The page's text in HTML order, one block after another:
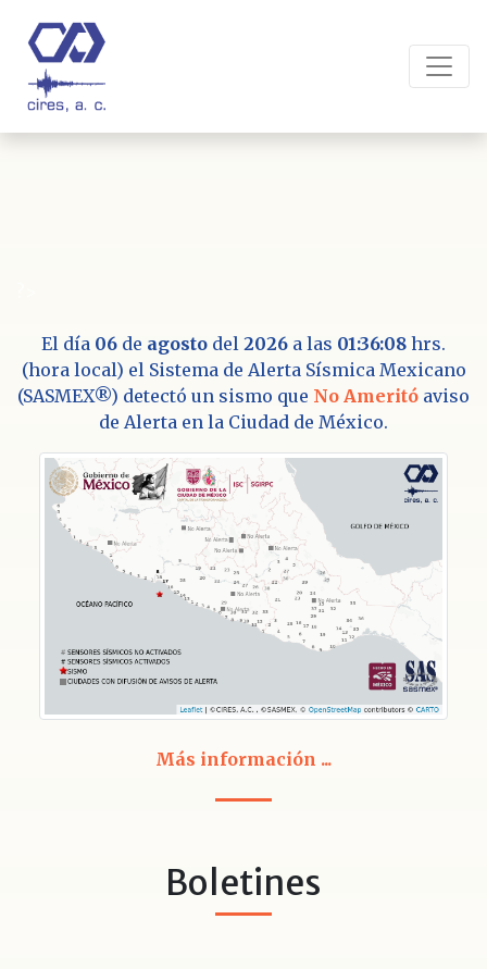
El día 06 de agosto del 2026 a las 01:36:08 hrs.
(hora local) el Sistema de Alerta Sísmica Mexicano
(SASMEX®) detectó un sismo que No Ameritó aviso
de Alerta en la Ciudad de México.
Más información ...
Boletines